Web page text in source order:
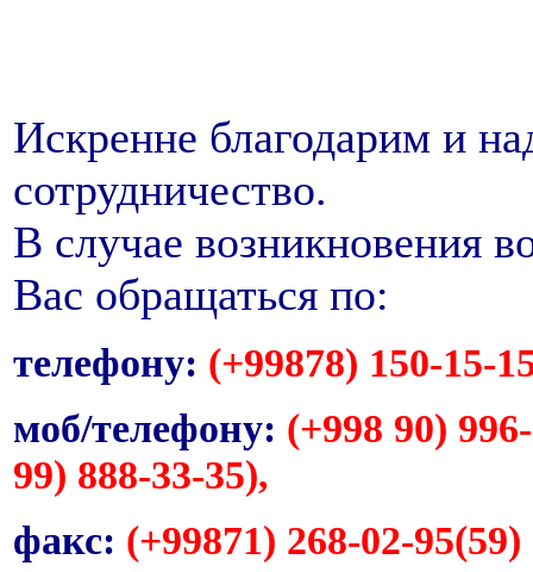
Искренне благодарим и
сотрудничество.
В случае возникновения
Вас обращаться по:
телефону: (+99878) 150-15-
моб/телефону: (+998 90)
99) 888-33-35),
факс: (+99871) 268-02-95(59)